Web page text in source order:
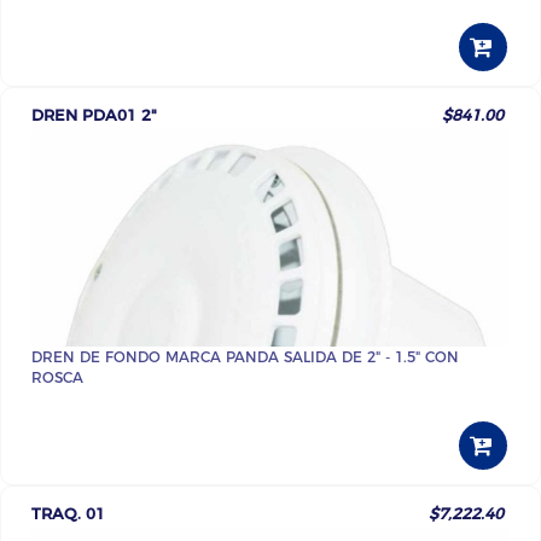
DREN PDA01 2" $841.00
DREN DE FONDO MARCA PANDA SALIDA DE 2" - 1.5" CON
ROSCA
TRAQ. 01 $7,222.40